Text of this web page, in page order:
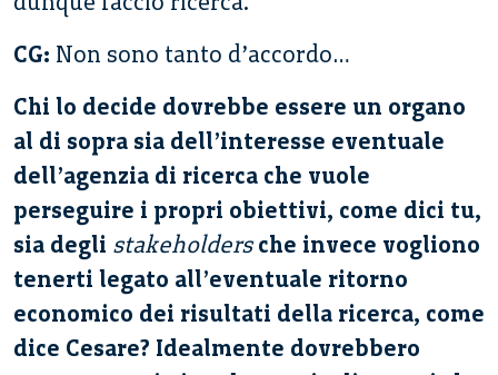
CG: Non sono tanto d’accordo…
Chi lo decide dovrebbe essere un organo
al di sopra sia dell’interesse eventuale
dell’agenzia di ricerca che vuole
perseguire i propri obiettivi, come dici tu,
sia degli stakeholdersche invece vogliono
tenerti legato all’eventuale ritorno
economico dei risultati della ricerca, come
dice Cesare? Idealmente dovrebbero